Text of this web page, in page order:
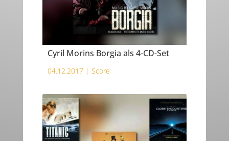
Cyril Morins Borgia als 4-CD-Set
04.12.2017 | Score